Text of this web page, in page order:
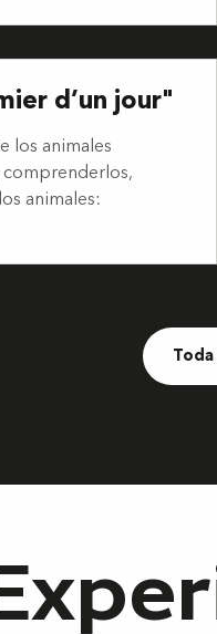
d’un jour"
los animales
animales: